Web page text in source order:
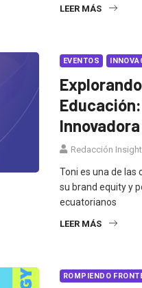
LEER MÁS
EVENTOS
Redacción
Toni es una de las
su brand equity y
ecuatorianos
LEER MÁS
ROMPIENDO